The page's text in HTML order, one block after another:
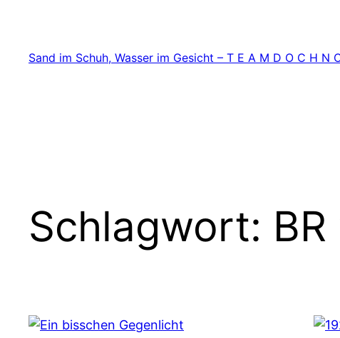
springen
Sand im Schuh, Wasser im Gesicht – T E A M D O C H N
Schlagwort: